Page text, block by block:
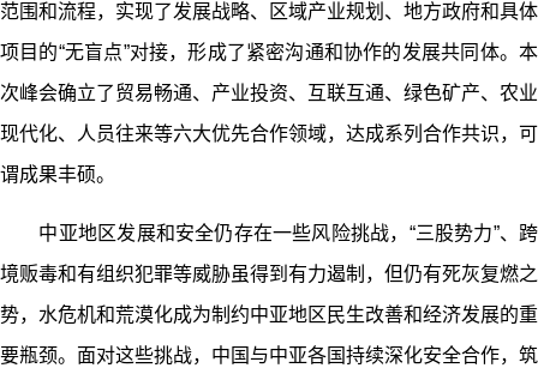
范围和流程，实现了发展战略、区域产业规划、地方政府和具体
项目的“无盲点”对接，形成了紧密沟通和协作的发展共同体。本
次峰会确立了贸易畅通、产业投资、互联互通、绿色矿产、农业
现代化、人员往来等六大优先合作领域，达成系列合作共识，可
谓成果丰硕。
中亚地区发展和安全仍存在一些风险挑战，“三股势力”、跨
境贩毒和有组织犯罪等威胁虽得到有力遏制，但仍有死灰复燃之
势，水危机和荒漠化成为制约中亚地区民生改善和经济发展的重
要瓶颈。面对这些挑战，中国与中亚各国持续深化安全合作，筑